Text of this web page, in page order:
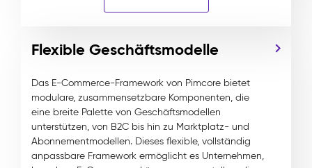
Flexible Geschäftsmodelle
Das E-Commerce-Framework von Pimcore bietet
modulare, zusammensetzbare Komponenten, die
eine breite Palette von Geschäftsmodellen
unterstützen, von B2C bis hin zu Marktplatz- und
Abonnementmodellen. Dieses flexible, vollständig
anpassbare Framework ermöglicht es Unternehmen,